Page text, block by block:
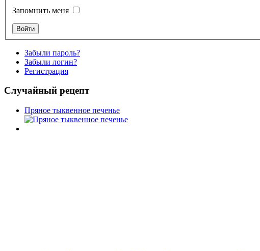
Запомнить меня
Забыли пароль?
Забыли логин?
Регистрация
Случайный рецепт
Пряное тыквенное печенье